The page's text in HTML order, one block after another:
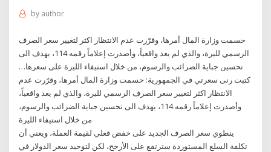
by author
حسمت وزارة المال أمرها، وقرّرت عدم الانتظار اكثر لتغيير سعر الصرف
الرسمي لليرة، والذي لم يعد واقعياً، وأصدرت إعلاماً رقمه 114، يهدف الى
تحسين جباية الضرائب والرسوم، من خلال استيفاء الليرة على سعرها…
كتبت رنى سعرتي في الجمهورية: حسمت وزارة المال أمرها، وقرّرت عدم
الانتظار اكثر لتغيير سعر الصرف الرسمي لليرة، والذي لم يعد واقعياً،
وأصدرت إعلاماً رقمه 114، يهدف الى تحسين جباية الضرائب والرسوم،
من خلال استيفاء الليرة
ينطوي سعر الصرف الجديد على خفض فعلي لقيمة العملة، ويعني أن
تكلفة السلع المستوردة سترتفع على الأرجح، لكن لتوحيد سعر الدولار في